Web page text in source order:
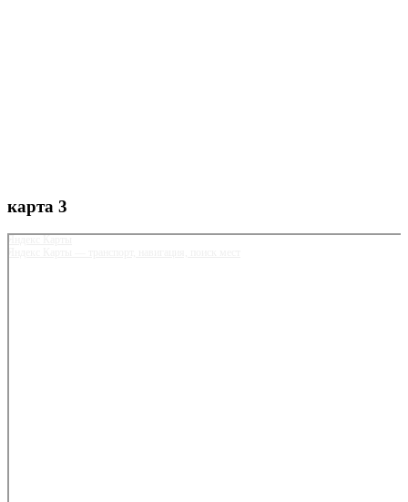
карта 3